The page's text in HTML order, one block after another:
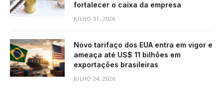
fortalecer o caixa da empresa
JULHO 31, 2026
Novo tarifaço dos EUA entra em vigor e
ameaça até US$ 11 bilhões em
exportações brasileiras
JULHO 24, 2026